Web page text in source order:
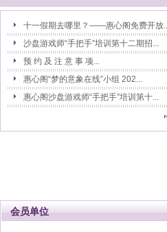
十一假期去哪里？——惠心阁免费开放
沙盘游戏师“手把手”培训第十二期招...
预 约 及 注 意 事 项...
惠心阁“梦的意象在线”小组 202...
惠心阁沙盘游戏师“手把手”培训第十...
会员单位